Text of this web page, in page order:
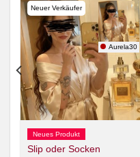
Neuer Verkäufer
Aurela30
Neues Produkt
Slip oder Socken